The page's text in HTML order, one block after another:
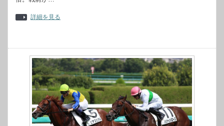
詳細を見る